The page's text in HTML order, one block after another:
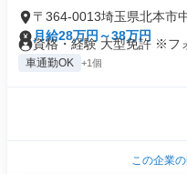
〒364-0013埼玉県北本市
月給28万円～38万円
資格・経験 大型免許 ※フ
車通勤OK +1個
この企業